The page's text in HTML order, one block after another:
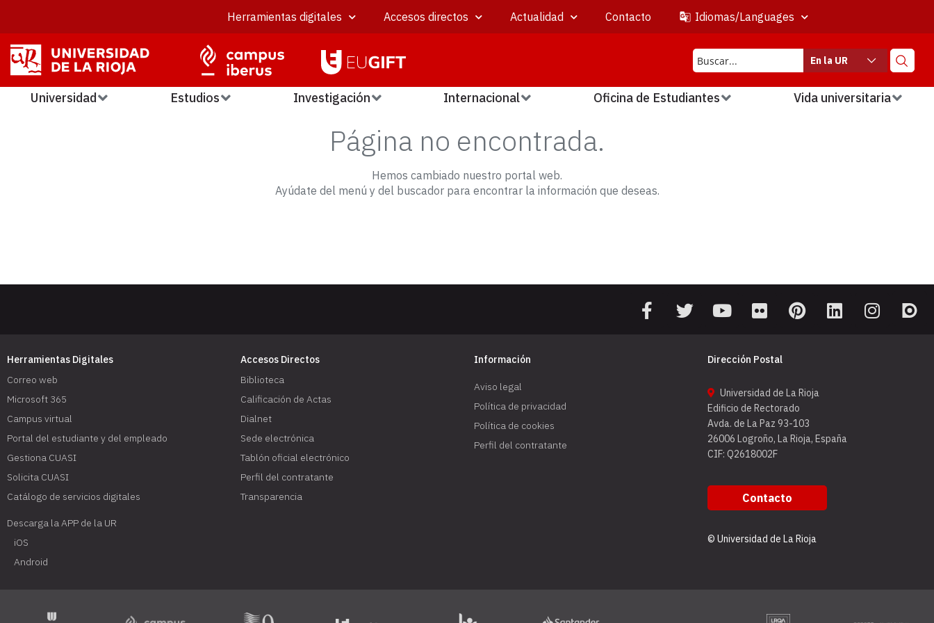
Herramientas digitales Accesos directos Actualidad Contacto Idiomas/Languages
En la UR
Universidad Estudios Investigación Internacional Oficina de Estudiantes Vida universitaria
Página no encontrada.
Hemos cambiado nuestro portal web.
Ayúdate del menú y del buscador para encontrar la información que deseas.
Herramientas Digitales
Correo web
Microsoft 365
Campus virtual
Portal del estudiante y del empleado
Gestiona CUASI
Solicita CUASI
Catálogo de servicios digitales
Descarga la APP de la UR
iOS
Android
Accesos Directos
Biblioteca
Calificación de Actas
Dialnet
Sede electrónica
Tablón oficial electrónico
Perfil del contratante
Transparencia
Información
Aviso legal
Política de privacidad
Política de cookies
Perfil del contratante
Dirección Postal
Universidad de La Rioja
Edificio de Rectorado
Avda. de La Paz 93-103
26006 Logroño, La Rioja, España
CIF: Q2618002F
Contacto
© Universidad de La Rioja